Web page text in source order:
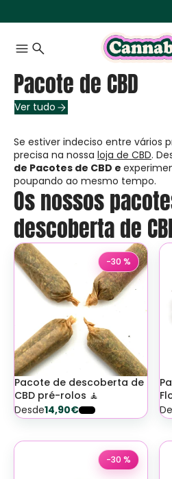
Pacote de CBD
Ver tudo
Se estiver indeciso entre vários
precisa na nossa loja de CBD.
de Pacotes de CBD e
poupando ao mesmo tempo.
Os nossos
descoberta de
-30 %
Pacote de descoberta de
CBD pré-rolos 🧘
Desde14,90€
-30 %